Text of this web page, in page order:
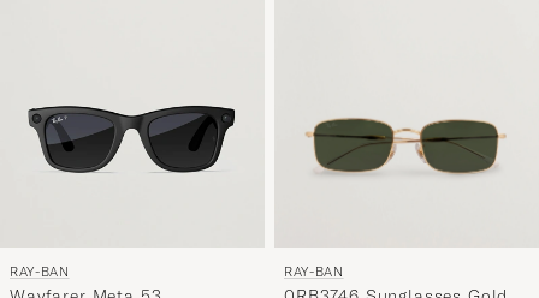
RAY-BAN RAY-BAN